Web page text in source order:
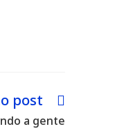
post
a gente